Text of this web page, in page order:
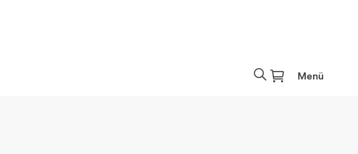
Menü